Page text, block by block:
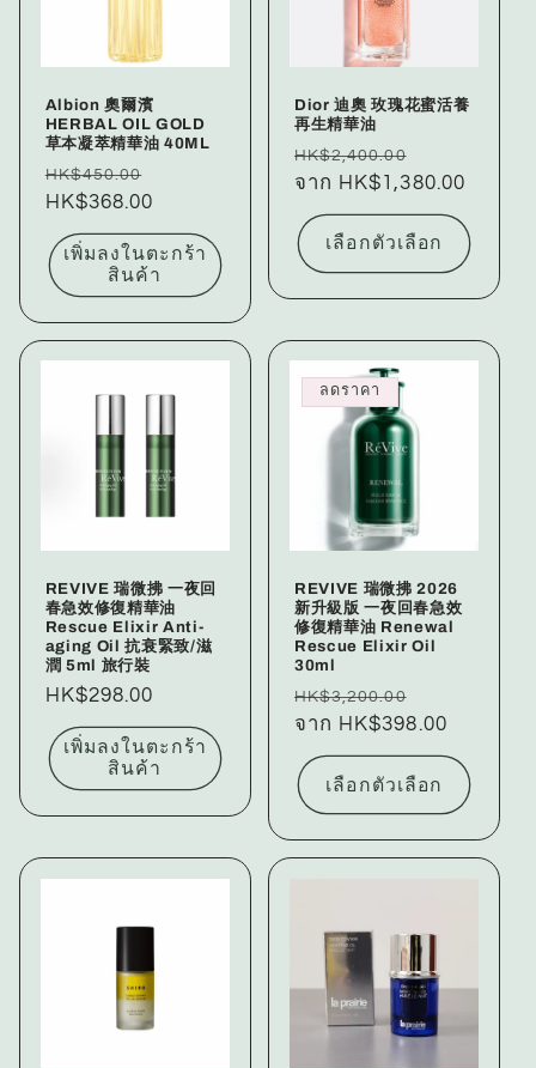
Albion 奧爾濱
HERBAL OIL GOLD
草本凝萃精華油 40ML
ราคา
ปกติ
HK$450.00
HK$368.00
เพิ่มลงในตะกร้า
สินค้า
Dior 迪奧 玫瑰花蜜活養
再生精華油
ราคา
ปกติ
HK$2,400.00
โปรโมชัน
จาก HK$1,380.00
เลือกตัวเลือก
REVIVE 瑞微拂 一夜回
春急效修復精華油
Rescue Elixir Anti-
aging Oil 抗衰緊致/滋
潤 5ml 旅行裝
ราคา
ปกติ
HK$298.00
เพิ่มลงในตะกร้า
สินค้า
ลดราคา
REVIVE 瑞微拂 2026
新升級版 一夜回春急效
修復精華油 Renewal
Rescue Elixir Oil
30ml
ราคา
ปกติ
HK$3,200.00
โปรโมชัน
จาก HK$398.00
เลือกตัวเลือก